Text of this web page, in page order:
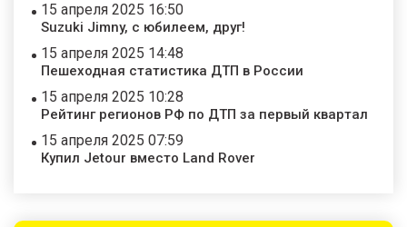
15 апреля 2025 16:50
Suzuki Jimny, с юбилеем, друг!
15 апреля 2025 14:48
Пешеходная статистика ДТП в России
15 апреля 2025 10:28
Рейтинг регионов РФ по ДТП за первый квартал
15 апреля 2025 07:59
Купил Jetour вместо Land Rover